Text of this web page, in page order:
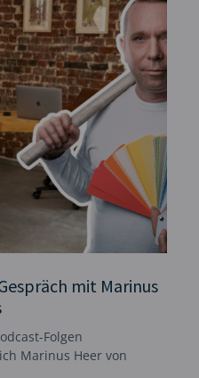
mit Marinus
Folgen
Marinus Heer von